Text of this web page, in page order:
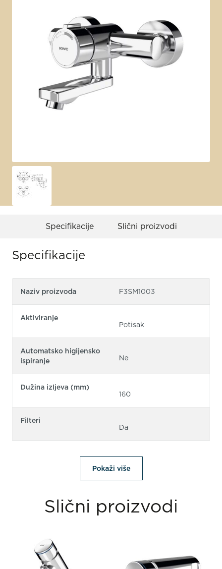
Specifikacije Slični proizvodi
Specifikacije
Naziv proizvoda F3SM1003
Aktiviranje
Potisak
Automatsko higijensko
ispiranje
Ne
Dužina izljeva (mm)
160
Filteri
Da
Pokaži više
Slični proizvodi